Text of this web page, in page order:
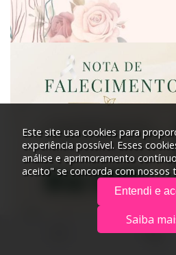
Este site usa cookies para
experiência possível. Esses
análise e aprimoramento
aceito" se concorda com nossos
Entendi e
Saiba